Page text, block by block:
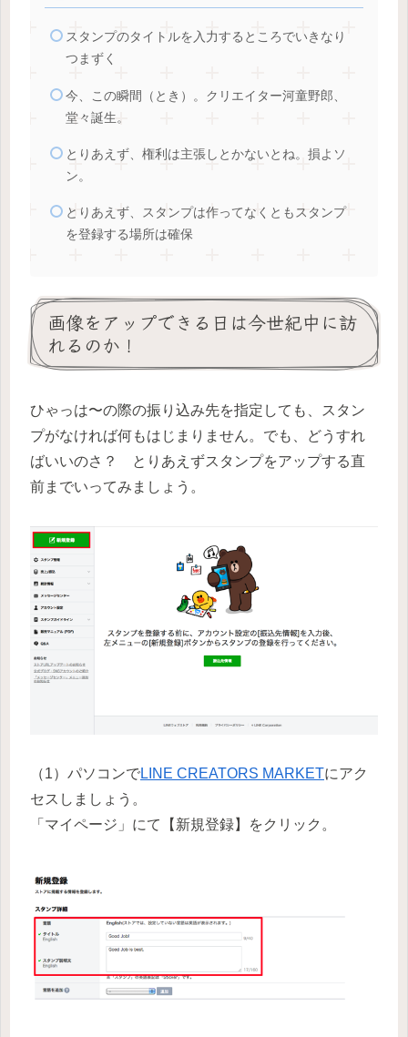
スタンプのタイトルを入力するところでいきなり
つまずく
今、この瞬間（とき）。クリエイター河童野郎、
堂々誕生。
とりあえず、権利は主張しとかないとね。損よソ
ン。
とりあえず、スタンプは作ってなくともスタンプ
を登録する場所は確保
画像をアップできる日は今世紀中に訪
れるのか！
ひゃっは〜の際の振り込み先を指定しても、スタン
プがなければ何もはじまりません。でも、どうすれ
ばいいのさ？ とりあえずスタンプをアップする直
前までいってみましょう。
（1）パソコンでLINE CREATORS MARKETにアク
セスしましょう。
「マイページ」にて【新規登録】をクリック。